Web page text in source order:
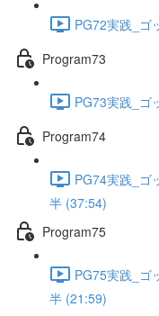
PG72実践_ゴ
Program73
PG73実践_ゴ
Program74
PG74実践_ゴ
半 (37:54)
Program75
PG75実践_ゴ
半 (21:59)